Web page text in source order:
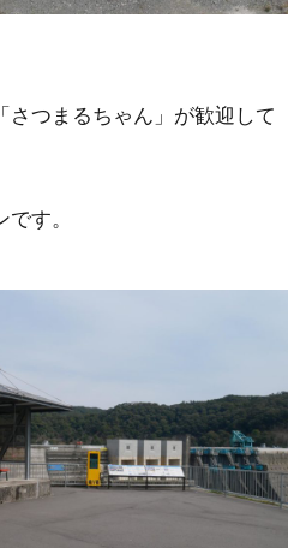
さつまるちゃん」が歓迎して
す。